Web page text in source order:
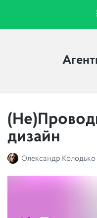
дизайн
Олександр Колодько